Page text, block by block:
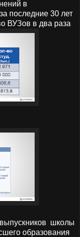
в
последние 30 лет
ВУЗов в два раза
школы
образования